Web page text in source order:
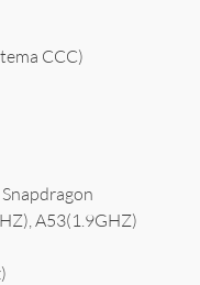
CCC)
A53(1.9GHZ)